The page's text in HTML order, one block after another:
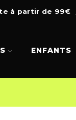
à partir de 99€
ENFANTS